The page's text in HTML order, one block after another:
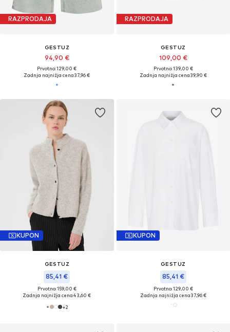
RAZPRODAJA
GESTUZ
94,90 €
Prvotno: 129,00 €
Zadnja najnižja cena37,96 €
RAZPRODAJA
GESTUZ
109,00 €
Prvotno: 139,00 €
Zadnja najnižja cena39,90 €
KUPON
GESTUZ
85,41 €
Prvotno: 159,00 €
Zadnja najnižja cena43,60 €
+2
KUPON
GESTUZ
85,41 €
Prvotno: 129,00 €
Zadnja najnižja cena37,96 €